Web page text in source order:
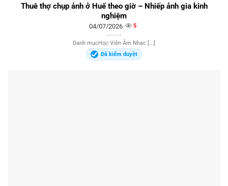
Thuê thợ chụp ảnh ở Huế theo giờ – Nhiếp ảnh gia kinh
nghiệm
04/07/2026 5
Danh mụcHọc Viện Âm Nhạc [...]
Đã kiểm duyệt